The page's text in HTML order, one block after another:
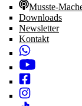
Musste-
Downloads
Newsletter
Kontakt